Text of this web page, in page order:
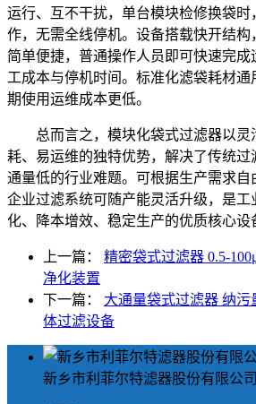
运行、互不干扰，单台模块检修换袋时
作，无需全线停机。设备搭载快开结
简单便捷，普通操作人员即可快速完
工成本与停机时间。标准化滤袋耗材
期使用运维成本更低。
总而言之，模块化袋式过滤器以
耗、易运维的独特优势，解决了传统过
通量低的行业难题。可根据生产需求自
企业过滤系统可随产能灵活升级，是工
化、降本增效、稳定生产的优质核心设
上一篇： 精密袋式过滤器 0.5-
净化装置
下一篇： 大通量袋式过滤器 纳
体过滤设备
新乡市利菲尔特滤器股份有限公司